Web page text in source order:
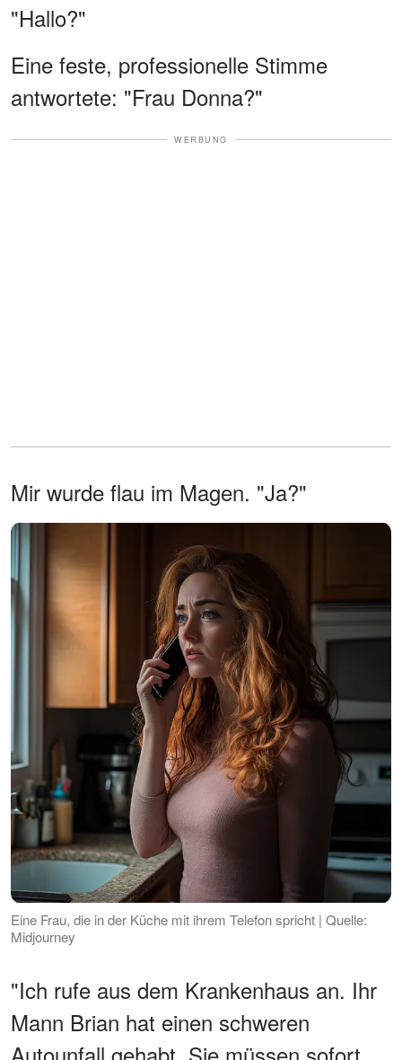
"Hallo?"
Eine feste, professionelle Stimme
antwortete: "Frau Donna?"
WERBUNG
Mir wurde flau im Magen. "Ja?"
Eine Frau, die in der Küche mit ihrem Telefon spricht | Quelle:
Midjourney
"Ich rufe aus dem Krankenhaus an. Ihr
Mann Brian hat einen schweren